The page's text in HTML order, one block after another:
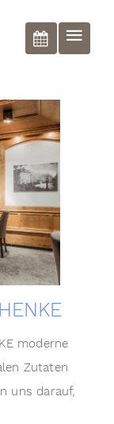
BUCHEN
moderne
Zutaten
uns darauf,